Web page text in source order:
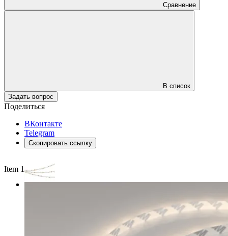
Сравнение
В список
Задать вопрос
Поделиться
ВКонтакте
Telegram
Скопировать ссылку
Item 1 of 2